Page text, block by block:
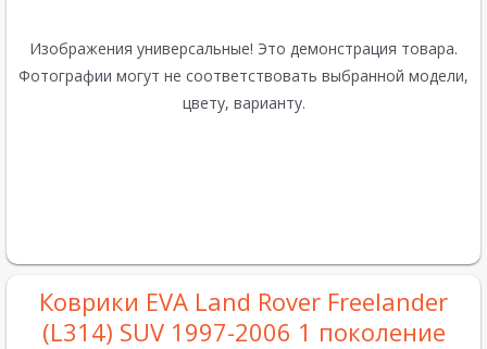
Изображения универсальные! Это демонстрация товара.
Фотографии могут не соответствовать выбранной модели,
цвету, варианту.
Коврики EVA Land Rover Freelander
(L314) SUV 1997-2006 1 поколение